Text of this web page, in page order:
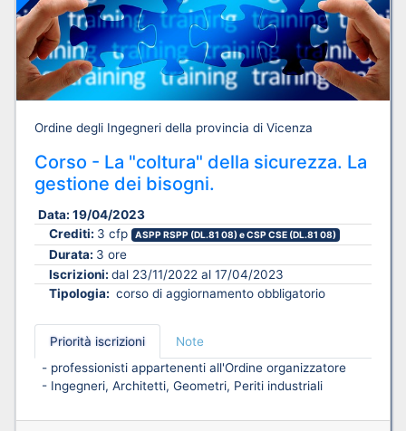
Ordine degli Ingegneri della provincia di Vicenza
Corso - La "coltura" della sicurezza. La
gestione dei bisogni.
Data: 19/04/2023
Crediti: 3 cfp ASPP RSPP (DL.81 08) e CSP CSE (DL.81 08)
Durata: 3 ore
Iscrizioni: dal 23/11/2022 al 17/04/2023
Tipologia: corso di aggiornamento obbligatorio
Priorità iscrizioni
Note
- professionisti appartenenti all'Ordine organizzatore
- Ingegneri, Architetti, Geometri, Periti industriali